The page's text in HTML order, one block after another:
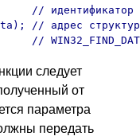
//
// адрес
следует
от
параметра
передать